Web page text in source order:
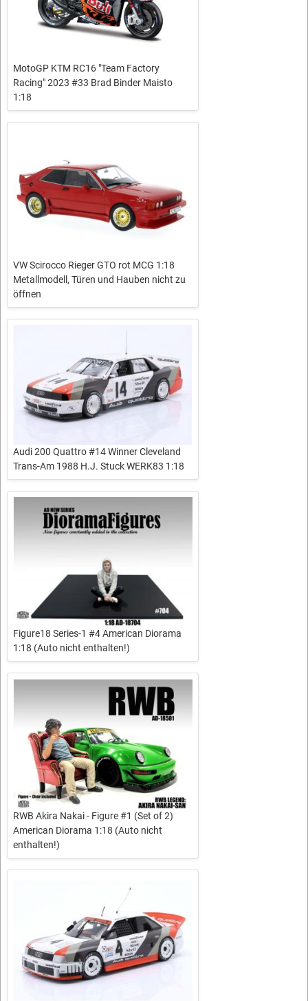
MotoGP KTM RC16 "Team Factory
Racing" 2023 #33 Brad Binder Maisto
1:18
VW Scirocco Rieger GTO rot MCG 1:18
Metallmodell, Türen und Hauben nicht zu
öffnen
Audi 200 Quattro #14 Winner Cleveland
Trans-Am 1988 H.J. Stuck WERK83 1:18
Figure18 Series-1 #4 American Diorama
1:18 (Auto nicht enthalten!)
RWB Akira Nakai - Figure #1 (Set of 2)
American Diorama 1:18 (Auto nicht
enthalten!)